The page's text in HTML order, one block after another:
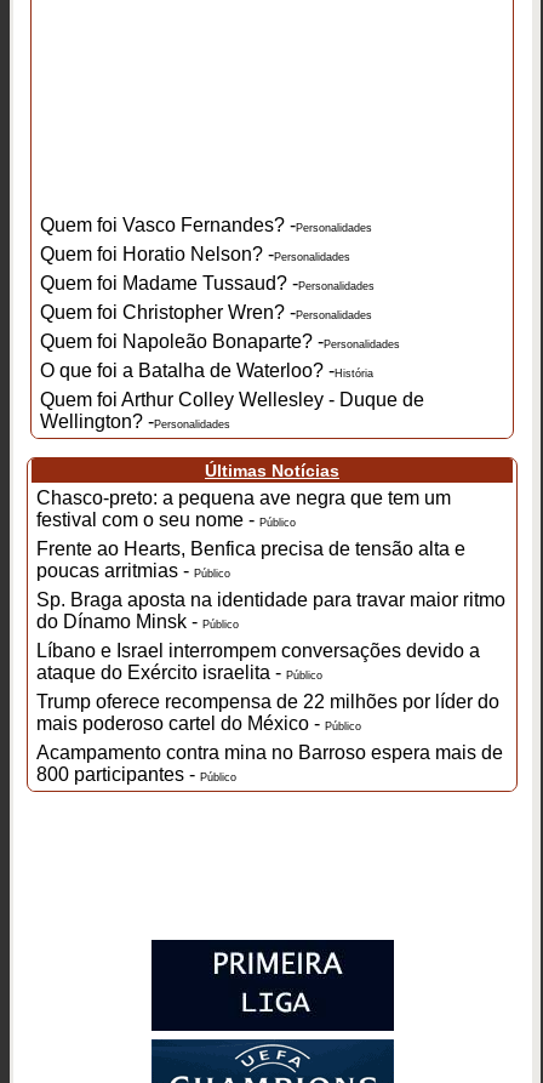
Quem foi Vasco Fernandes? -Personalidades
Quem foi Horatio Nelson? -Personalidades
Quem foi Madame Tussaud? -Personalidades
Quem foi Christopher Wren? -Personalidades
Quem foi Napoleão Bonaparte? -Personalidades
O que foi a Batalha de Waterloo? -História
Quem foi Arthur Colley Wellesley - Duque de
Wellington? -Personalidades
Últimas Notícias
Chasco-preto: a pequena ave negra que tem um
festival com o seu nome - Público
Frente ao Hearts, Benfica precisa de tensão alta e
poucas arritmias - Público
Sp. Braga aposta na identidade para travar maior ritmo
do Dínamo Minsk - Público
Líbano e Israel interrompem conversações devido a
ataque do Exército israelita - Público
Trump oferece recompensa de 22 milhões por líder do
mais poderoso cartel do México - Público
Acampamento contra mina no Barroso espera mais de
800 participantes - Público